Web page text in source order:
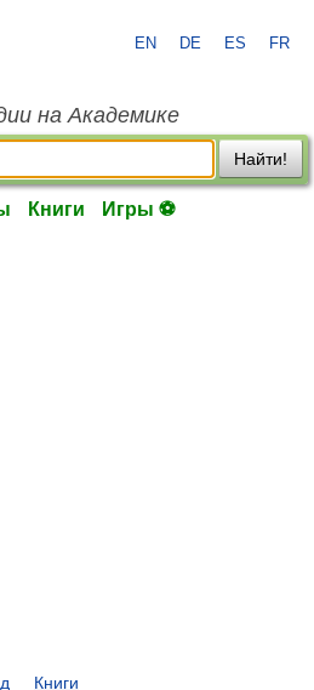
EN DE ES FR
на Академике
Найти!
Книги Игры ⚽
Книги